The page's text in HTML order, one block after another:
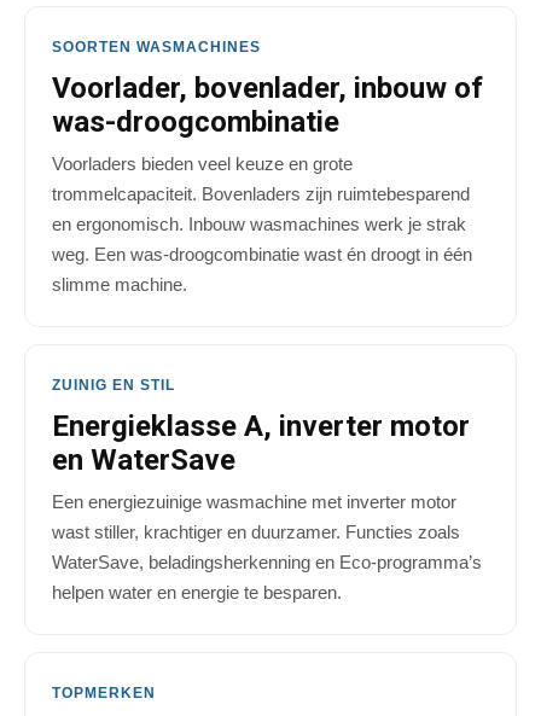
SOORTEN WASMACHINES
Voorlader, bovenlader, inbouw of
was-droogcombinatie
Voorladers bieden veel keuze en grote
trommelcapaciteit. Bovenladers zijn ruimtebesparend
en ergonomisch. Inbouw wasmachines werk je strak
weg. Een was-droogcombinatie wast én droogt in één
slimme machine.
ZUINIG EN STIL
Energieklasse A, inverter motor
en WaterSave
Een energiezuinige wasmachine met inverter motor
wast stiller, krachtiger en duurzamer. Functies zoals
WaterSave, beladingsherkenning en Eco-programma’s
helpen water en energie te besparen.
TOPMERKEN